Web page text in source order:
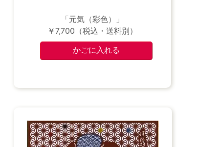
「元気（彩色）」
￥7,700（税込・送料別）